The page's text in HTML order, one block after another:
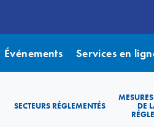
Événements Services en
SECTEURS RÉGLEMENTÉS
DE